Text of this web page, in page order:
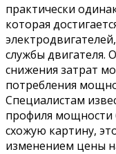
практически
которая
службы двигателя.
снижения затрат
потребления
Специалистам
профиля мощности
схожую картину,
изменением цены